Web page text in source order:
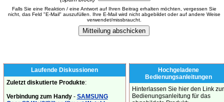
Falls Sie eine Reaktion / eine Antwort auf Ihren Beitrag erhalten möchten, vergessen Sie
nicht, das Feld "E-Mail" auszufüllen. Ihre E-Mail wird nicht abgebildet oder auf andere Weise
verwendet/missbraucht.
Laufende Diskussionen
Zuletzt diskutierte Produkte:
Verbindung zum Handy- SAMSUNG
Hochgeladene
Bedienungsanleitungen
Hinterlassen Sie hier den Link zur
Bedienungsanleitung für das